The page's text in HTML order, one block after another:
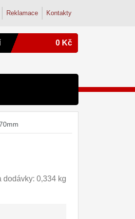
Reklamace Kontakty
0 Kč
dodávky: 0,334 kg